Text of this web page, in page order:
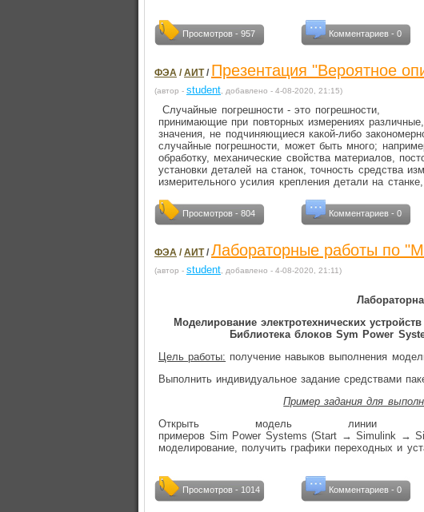
Просмотров - 957 Комментариев - 0
ФЭА /АИТ/ Презентация "Вероятное
(автор - student , добавлено - 4-08-2020, 21:15)
Случайные погрешности - это погрешности,
принимающие при повторных измерениях
значения, не подчиняющиеся какой-либо
случайные погрешности, может быть много;
обработку, механические свойства материалов,
установки деталей на станок, точность средства
измерительного усилия крепления детали на
Просмотров - 804 Комментариев - 0
ФЭА /АИТ/ Лабораторные работы по
(автор - student , добавлено - 4-08-2020, 21:11)
Моделирование электротехнических
Библиотека блоков Sym Power
Цель работы: получение навыков выполнения
Выполнить индивидуальное задание средствами
Пример задания для
Открыть модель линии
примеров Sim Power Systems (Start → Simulink →
моделирование, получить графики переходных и
Просмотров - 1014 Комментариев - 0